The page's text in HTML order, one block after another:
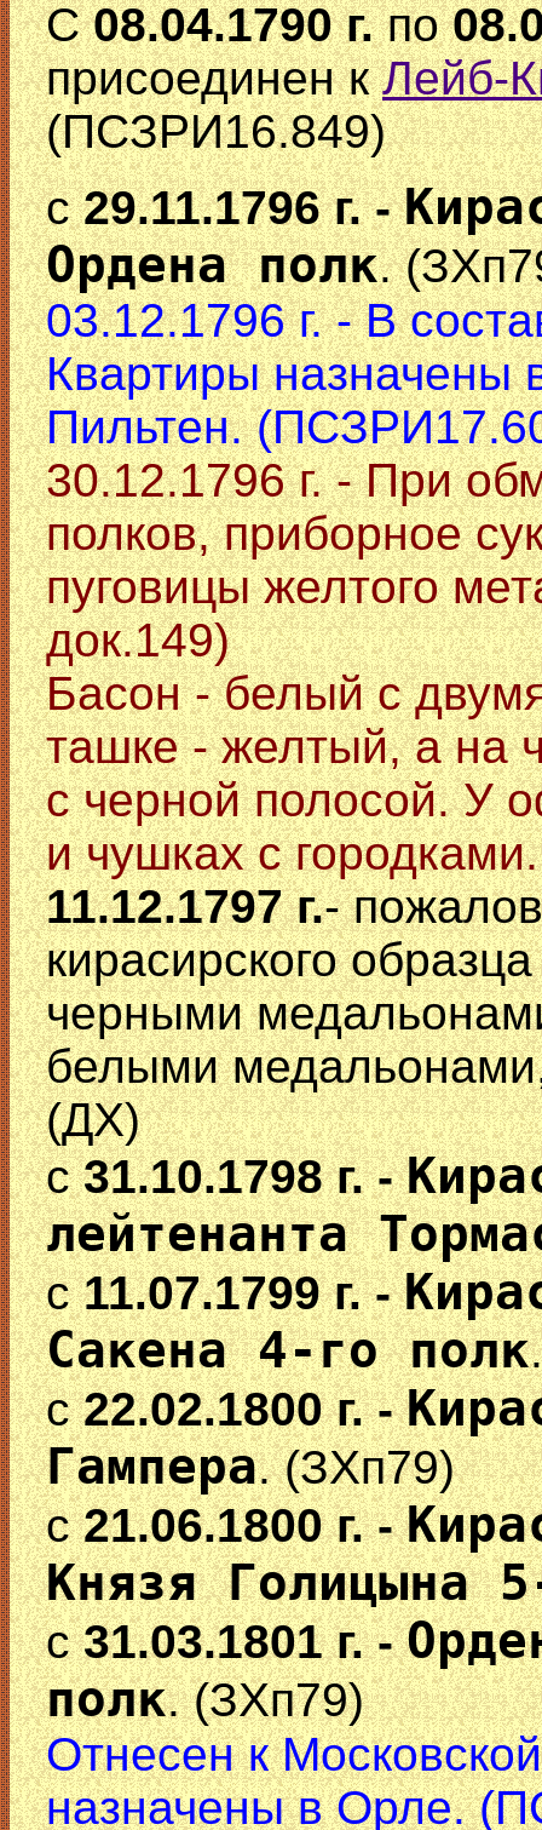
С08.04.1790 г.по
присоединен кЛейб-
(ПСЗРИ16.849)
с29.11.1796 г. -
Ордена полк.
03.12.1796 г. - В
Квартиры назначены
Пильтен.
30.12.1796 г. - При
полков, приборное
пуговицы желтого
док.149)
Басон - белый с
ташке - желтый, а на
с черной полосой. У
и чушках с
11.12.1797 г.-
кирасирского
черными
белыми
(ДХ)
с31.10.1798 г. -
лейтенанта
с11.07.1799 г. -
Сакена 4-го полк
с22.02.1800 г. -
Гампера. (ЗХп79)
с21.06.1800 г. -
Князя Голицына
с31.03.1801 г. -
полк. (ЗХп79)
Отнесен к
назначены в Орле.